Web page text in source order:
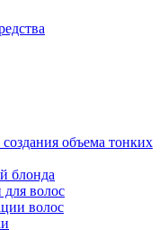
объема тонких
блонда
волос
волос